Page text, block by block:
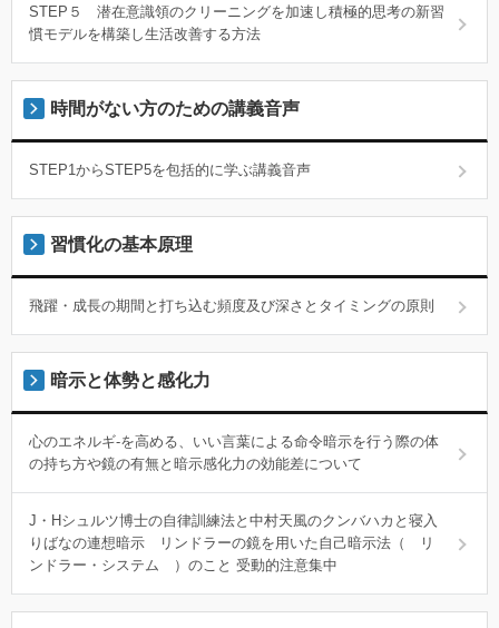
STEP５ 潜在意識領のクリーニングを加速し積極的思考の新習
慣モデルを構築し生活改善する方法
時間がない方のための講義音声
STEP1からSTEP5を包括的に学ぶ講義音声
習慣化の基本原理
飛躍・成長の期間と打ち込む頻度及び深さとタイミングの原則
暗示と体勢と感化力
心のエネルギ-を高める、いい言葉による命令暗示を行う際の体
の持ち方や鏡の有無と暗示感化力の効能差について
J・Hシュルツ博士の自律訓練法と中村天風のクンバハカと寝入
りばなの連想暗示 リンドラーの鏡を用いた自己暗示法（ リ
ンドラー・システム ）のこと 受動的注意集中